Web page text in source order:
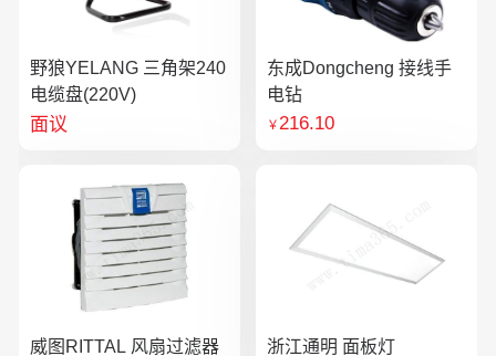
野狼YELANG 三角架240
电缆盘(220V)
面议
东成Dongcheng 接线手
电钻
￥216.10
威图RITTAL 风扇过滤器 浙江通明 面板灯